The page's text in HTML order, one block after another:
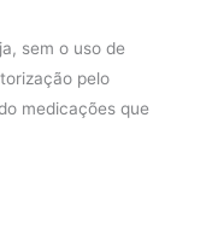
sem o uso de
pelo
medicações que